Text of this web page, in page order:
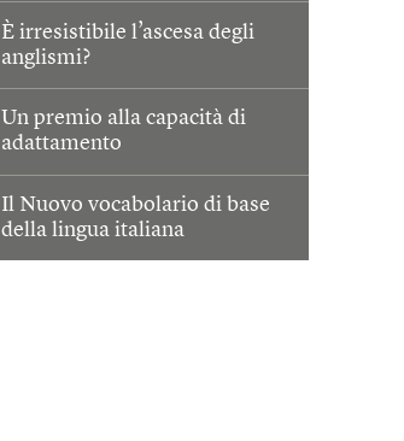
È irresistibile l’ascesa degli
anglismi?
Un premio alla capacità di
adattamento
Il Nuovo vocabolario di base
della lingua italiana